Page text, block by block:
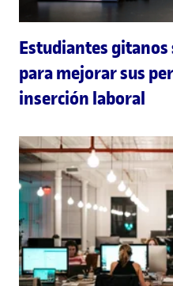
Estudiantes gitanos
para mejorar sus
inserción laboral